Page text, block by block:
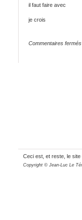
il faut faire avec
je crois
Commentaires
Ceci est, et reste, le
Copyright © Jean-Luc Le